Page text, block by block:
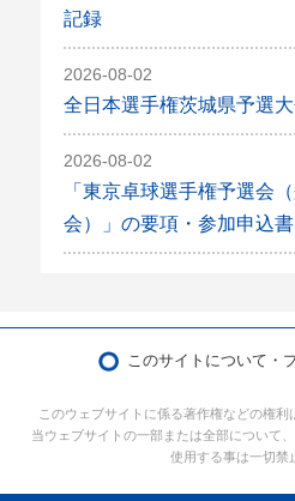
記録
2026-08-02
全日本選手権茨城県予選
2026-08-02
「東京卓球選手権予選会
会）」の要項・参加申込書
このサイトについて・
このウェブサイトに係る著作権などの権利
当ウェブサイトの一部または全部について
使用する事は一切禁